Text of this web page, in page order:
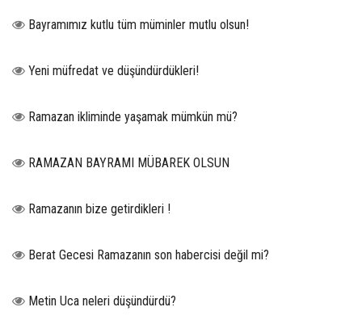
Bayramımız kutlu tüm müminler mutlu olsun!
Yeni müfredat ve düşündürdükleri!
Ramazan ikliminde yaşamak mümkün mü?
RAMAZAN BAYRAMI MÜBAREK OLSUN
Ramazanın bize getirdikleri !
Berat Gecesi Ramazanın son habercisi değil mi?
Metin Uca neleri düşündürdü?